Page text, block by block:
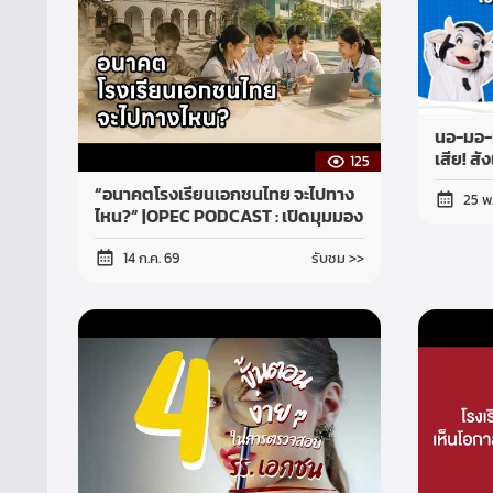
125
“อนาคตโรงเรียนเอกชนไทย จะไปทาง
ไหน?” |OPEC PODCAST : เปิดมุมมอง
การศึกษาเอกชน
14 ก.ค. 69 รับชม >>
นอ-มอ-
เสีย! สั
25